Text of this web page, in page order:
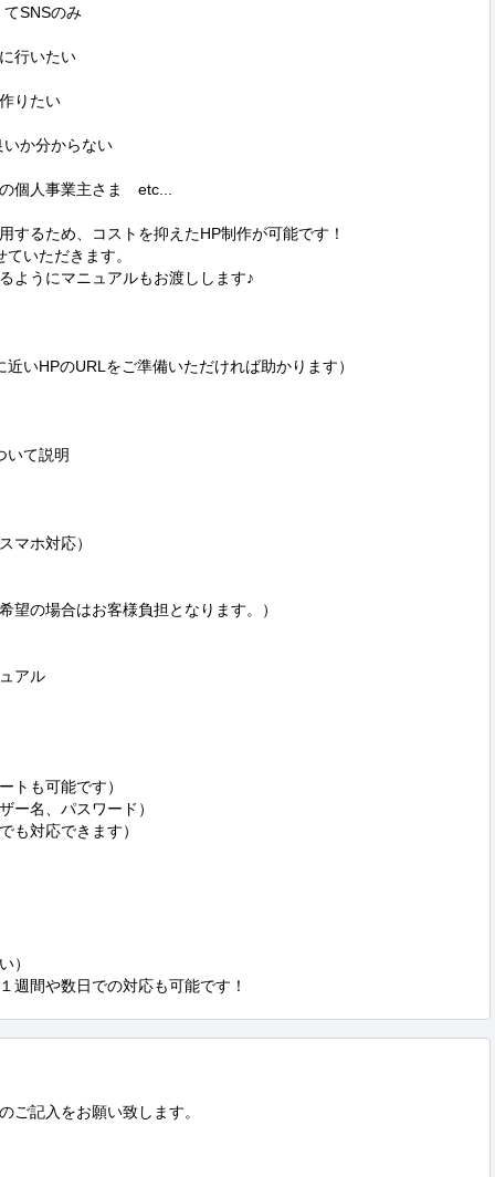
SNSのみ
行いたい
りたい
か分からない
個人事業主さま　etc...
するため、コストを抑えたHP制作が可能です！
いただきます。
ようにマニュアルもお渡しします♪
いHPのURLをご準備いただければ助かります）
て説明
マホ対応）
望の場合はお客様負担となります。）
アル
トも可能です）
ー名、パスワード）
も対応できます）
）
週間や数日での対応も可能です！
ご記入をお願い致します。